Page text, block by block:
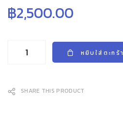
฿2,500.00
หยิบใส่ตะกร้า
SHARE THIS PRODUCT